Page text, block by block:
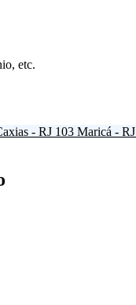
etc.
- RJ 103 Maricá - RJ